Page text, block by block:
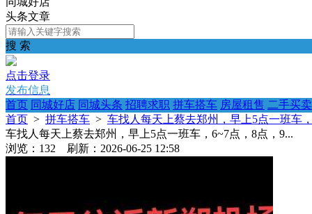
头条文章
搜 索
点击登录
发布信息
首页 同城好店 同城头条 招聘求职 拼车搭车 房屋租售 二手买卖
首页 > 拼车搭车 > 车找人每天上蔡去郑州，早上5点一班车
车找人每天上蔡去郑州，早上5点一班车，6~7点，8点，9...
浏览：132 刷新：2026-06-25 12:58